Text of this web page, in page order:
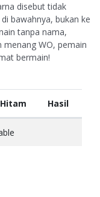
disebut tidak
bawahnya, bukan ke
tanpa nama,
menang WO, pemain
bermain!
Hitam Hasil